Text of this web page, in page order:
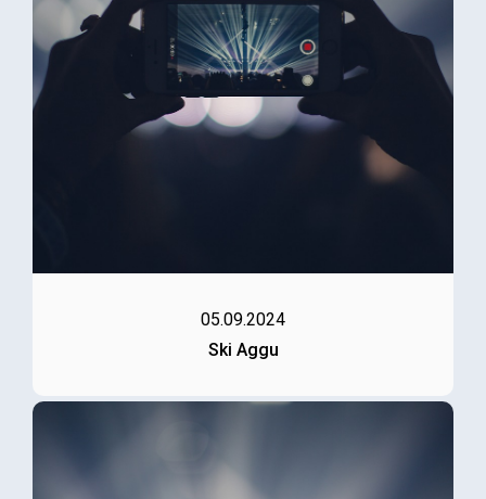
05.09.2024
Ski Aggu